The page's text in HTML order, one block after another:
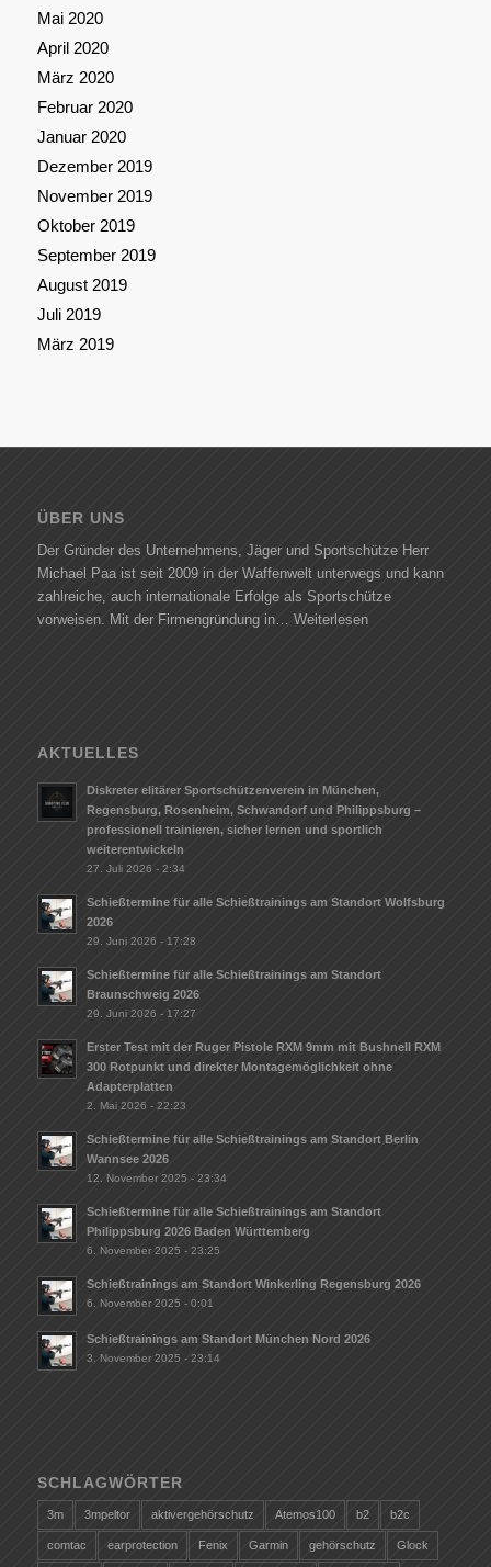
Mai 2020
April 2020
März 2020
Februar 2020
Januar 2020
Dezember 2019
November 2019
Oktober 2019
September 2019
August 2019
Juli 2019
März 2019
ÜBER UNS
Der Gründer des Unternehmens, Jäger und Sportschütze Herr
Michael Paa ist seit 2009 in der Waffenwelt unterwegs und kann
zahlreiche, auch internationale Erfolge als Sportschütze
vorweisen. Mit der Firmengründung in… Weiterlesen
AKTUELLES
Diskreter elitärer Sportschützenverein in München,
Regensburg, Rosenheim, Schwandorf und Philippsburg –
professionell trainieren, sicher lernen und sportlich
weiterentwickeln
27. Juli 2026 - 2:34
Schießtermine für alle Schießtrainings am Standort Wolfsburg
2026
29. Juni 2026 - 17:28
Schießtermine für alle Schießtrainings am Standort
Braunschweig 2026
29. Juni 2026 - 17:27
Erster Test mit der Ruger Pistole RXM 9mm mit Bushnell RXM
300 Rotpunkt und direkter Montagemöglichkeit ohne
Adapterplatten
2. Mai 2026 - 22:23
Schießtermine für alle Schießtrainings am Standort Berlin
Wannsee 2026
12. November 2025 - 23:34
Schießtermine für alle Schießtrainings am Standort
Philippsburg 2026 Baden Württemberg
6. November 2025 - 23:25
Schießtrainings am Standort Winkerling Regensburg 2026
6. November 2025 - 0:01
Schießtrainings am Standort München Nord 2026
3. November 2025 - 23:14
SCHLAGWÖRTER
3m 3mpeltor aktivergehörschutz Atemos100 b2 b2c
comtac earprotection Fenix Garmin gehörschutz Glock